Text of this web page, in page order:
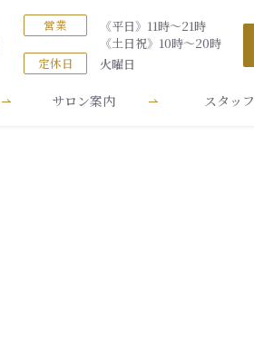
営業
《平日》11時～21時
《土日祝》10時～20時
定休日 火曜日
サロン案内 スタッフ